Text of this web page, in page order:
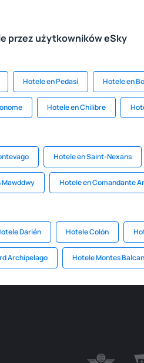
przez użytkowników eSky
Hotele en Pedasí Hotele en
Hotele en Chilibre
Hotele en Saint-Nexans
Mawddwy Hotele en Comandante
Darién Hotele Colón
Archipelago Hotele Montes